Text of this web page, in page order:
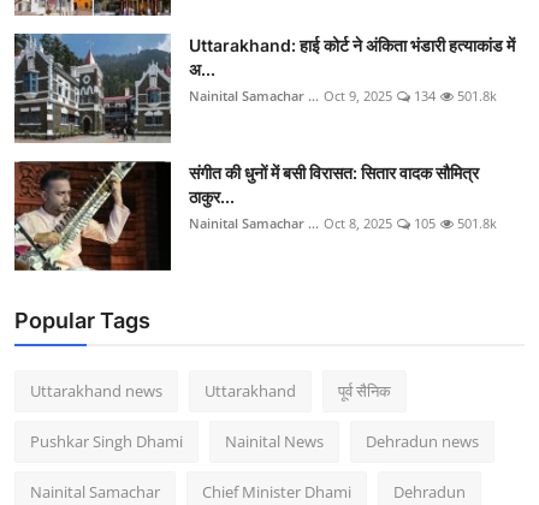
Uttarakhand: हाई कोर्ट ने अंकिता भंडारी हत्याकांड में
अ...
Nainital Samachar ... Oct 9, 2025 134 501.8k
संगीत की धुनों में बसी विरासत: सितार वादक सौमित्र
ठाकुर...
Nainital Samachar ... Oct 8, 2025 105 501.8k
Popular Tags
Uttarakhand news Uttarakhand पूर्व सैनिक
Pushkar Singh Dhami Nainital News Dehradun news
Nainital Samachar Chief Minister Dhami Dehradun